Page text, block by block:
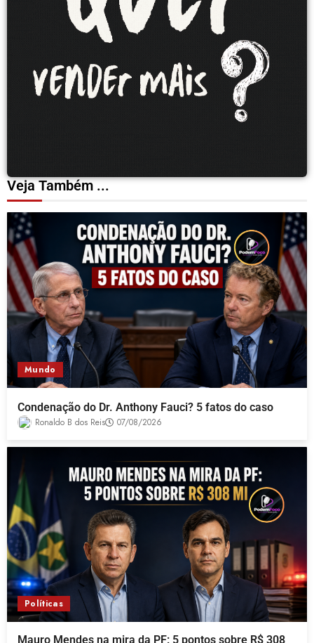
Veja Também ...
Mundo
Condenação do Dr. Anthony Fauci? 5 fatos do caso
Ronaldo B dos Reis 07/08/2026
Políticas
Mauro Mendes na mira da PF: 5 pontos sobre R$ 308